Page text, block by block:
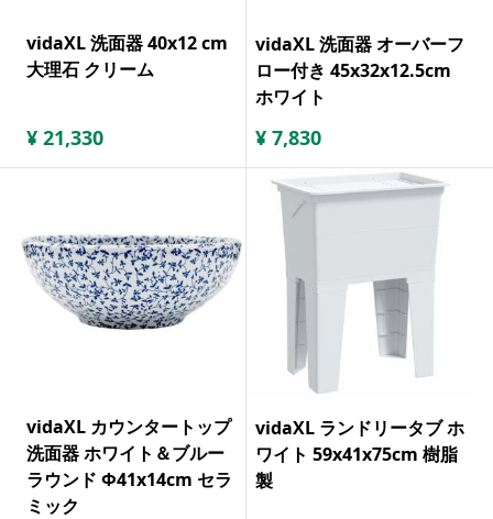
vidaXL 洗面器 40x12 cm
大理石 クリーム
¥ 21,330
vidaXL 洗面器 オーバーフ
ロー付き 45x32x12.5cm
ホワイト
¥ 7,830
vidaXL カウンタートップ
洗面器 ホワイト＆ブルー
ラウンド Φ41x14cm セラ
ミック
vidaXL ランドリータブ ホ
ワイト 59x41x75cm 樹脂
製